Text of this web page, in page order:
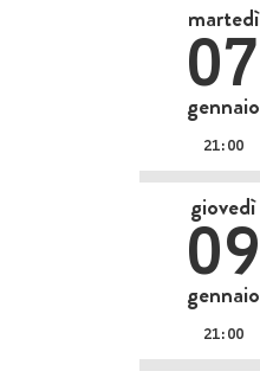
martedì
07
gennaio
21:00
giovedì
09
gennaio
21:00